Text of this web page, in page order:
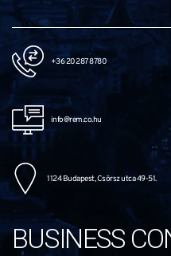
+36 20 287 8780
info@rem.co.hu
1124 Budapest, Csörsz utca 49-51.
BUSINESS